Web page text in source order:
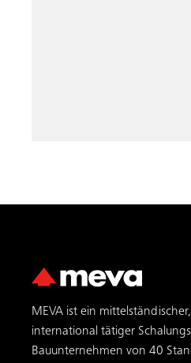
MEVA ist ein
international tätiger
Bauunternehmen von 40